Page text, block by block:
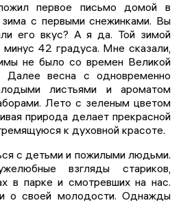
первое письмо домой в
с первыми снежинками. Вы
его вкус? А я да. Той зимой
42 градуса. Мне сказали,
не было со времен Великой
Далее весна с одновременно
листьями и ароматом
Лето с зеленым цветом
природа делает прекрасной
к духовной красоте.
с детьми и пожилыми людьми.
взгляды стариков,
в парке и смотревших на нас.
о своей молодости. Однажды